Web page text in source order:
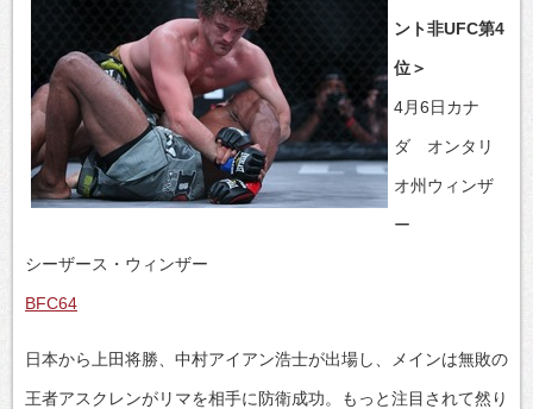
ント非UFC第4
位＞
4月6日カナ
ダ オンタリ
オ州ウィンザ
ー
シーザース・ウィンザー
BFC64
日本から上田将勝、中村アイアン浩士が出場し、メインは無敗の
王者アスクレンがリマを相手に防衛成功。もっと注目されて然り